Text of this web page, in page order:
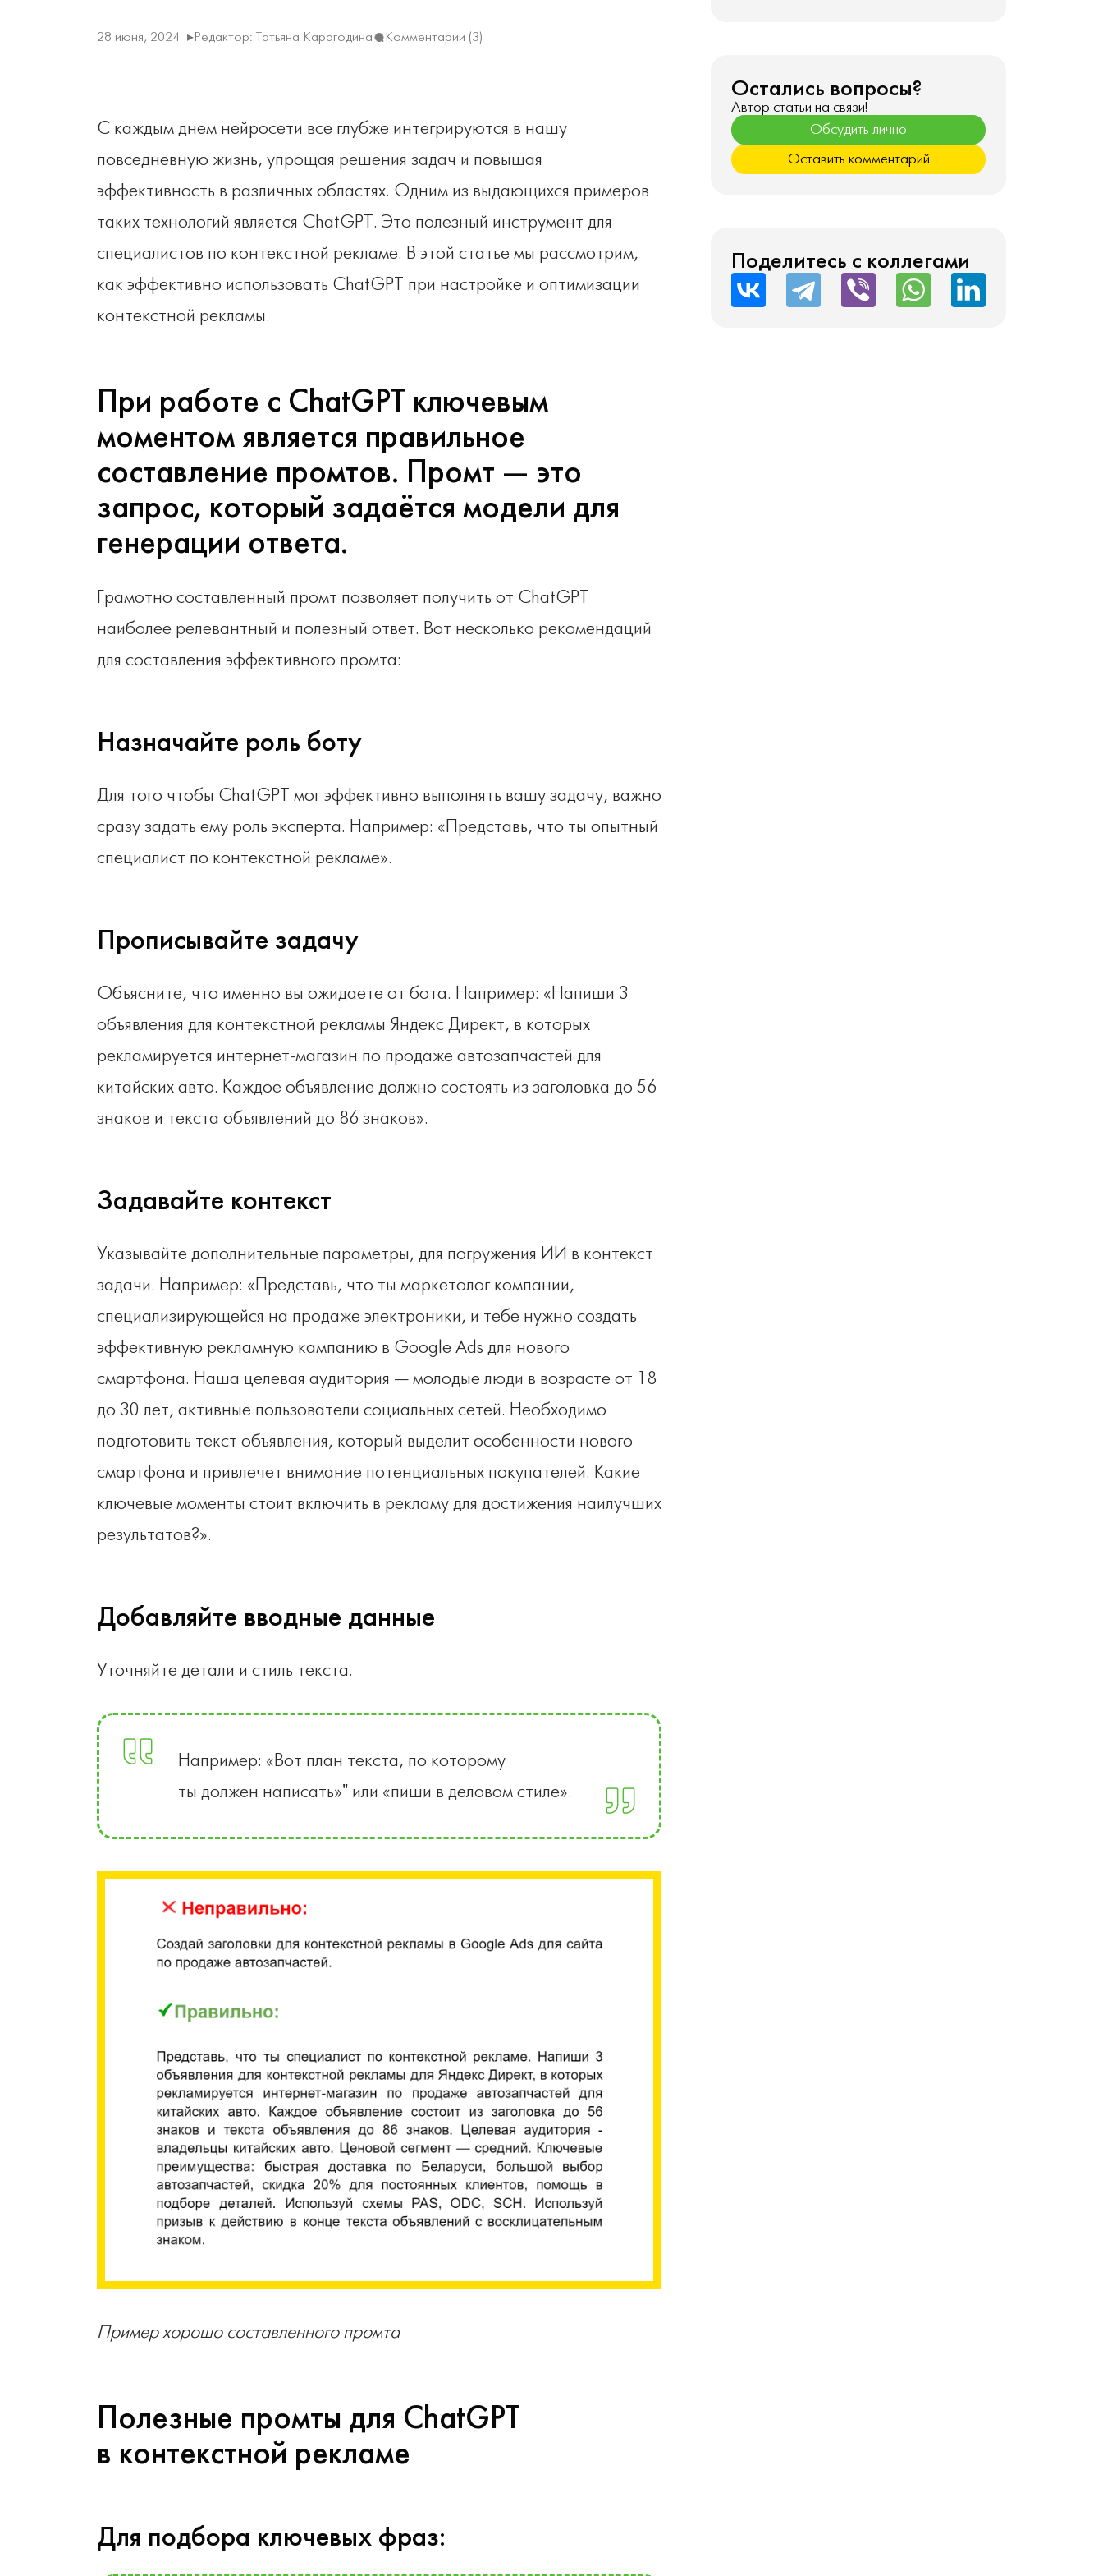
28 июня, 2024 ▸Редактор: Татьяна Карагодина Комментарии (3)
Остались вопросы?
Автор статьи на связи!
Обсудить лично
Оставить комментарий
Поделитесь с коллегами
С каждым днем нейросети все глубже интегрируются в нашу
повседневную жизнь, упрощая решения задач и повышая
эффективность в различных областях. Одним из выдающихся примеров
таких технологий является ChatGPT. Это полезный инструмент для
специалистов по контекстной рекламе. В этой статье мы рассмотрим,
как эффективно использовать ChatGPT при настройке и оптимизации
контекстной рекламы.
При работе с ChatGPT ключевым
моментом является правильное
составление промтов. Промт — это
запрос, который задаётся модели для
генерации ответа.
Грамотно составленный промт позволяет получить от ChatGPT
наиболее релевантный и полезный ответ. Вот несколько рекомендаций
для составления эффективного промта:
Назначайте роль боту
Для того чтобы ChatGPT мог эффективно выполнять вашу задачу, важно
сразу задать ему роль эксперта. Например: «Представь, что ты опытный
специалист по контекстной рекламе».
Прописывайте задачу
Объясните, что именно вы ожидаете от бота. Например: «Напиши 3
объявления для контекстной рекламы Яндекс Директ, в которых
рекламируется интернет-магазин по продаже автозапчастей для
китайских авто. Каждое объявление должно состоять из заголовка до 56
знаков и текста объявлений до 86 знаков».
Задавайте контекст
Указывайте дополнительные параметры, для погружения ИИ в контекст
задачи. Например: «Представь, что ты маркетолог компании,
специализирующейся на продаже электроники, и тебе нужно создать
эффективную рекламную кампанию в Google Ads для нового
смартфона. Наша целевая аудитория — молодые люди в возрасте от 18
до 30 лет, активные пользователи социальных сетей. Необходимо
подготовить текст объявления, который выделит особенности нового
смартфона и привлечет внимание потенциальных покупателей. Какие
ключевые моменты стоит включить в рекламу для достижения наилучших
результатов?».
Добавляйте вводные данные
Уточняйте детали и стиль текста.
Например: «Вот план текста, по которому
ты должен написать»" или «пиши в деловом стиле».
Пример хорошо составленного промта
Полезные промты для ChatGPT
в контекстной рекламе
Для подбора ключевых фраз: